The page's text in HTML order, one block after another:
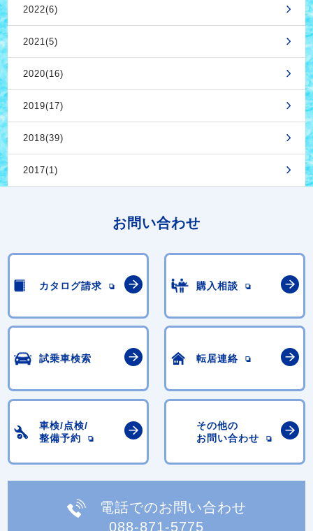
2022(6)
2021(5)
2020(16)
2019(17)
2018(39)
2017(1)
お問い合わせ
カタログ請求 購入相談
試乗車検索 転居連絡
車検/点検/
整備予約
その他の
お問い合わせ
電話でのお問い合わせ
088-871-5775